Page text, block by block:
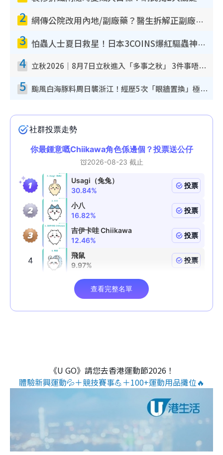
2 網傳公院改用內地/副廠藥？醫生拆解正副廠分別 揭4類人換藥隨時出事
3 怕蟲人士夏日救星！日本3COINS爆紅驅蟲神器$45起 1招「全程免觸碰」輕鬆搞定小強
4 立秋2026｜8月7日立秋進入「多事之秋」 3件事唔做得！專家教6招開運 清枱頭／銀包納氣接好運
5 颱風白海豚料周日襲浙江！經歷5次「眼牆置換」極罕見 成登陸內地最長途颱風
《U GO》請您去香港運動節2026！
體驗新興運動💦＋競技賽事💪＋100+運動用品攤位🔥